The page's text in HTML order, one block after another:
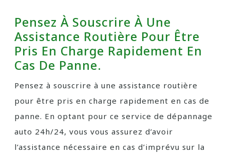
Pensez À Souscrire À Une
Assistance Routière Pour Être
Pris En Charge Rapidement En
Cas De Panne.
Pensez à souscrire à une assistance routière
pour être pris en charge rapidement en cas de
panne. En optant pour ce service de dépannage
auto 24h/24, vous vous assurez d’avoir
l’assistance nécessaire en cas d’imprévu sur la